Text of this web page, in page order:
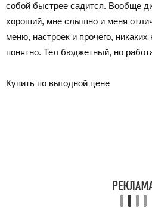
собой быстрее садится. Вообще
хороший, мне слышно и меня
меню, настроек и прочего, никаких
понятно. Тел бюджетный, но
Купить по выгодной цене